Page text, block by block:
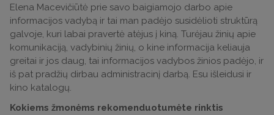
Elena Macevičiūtė prie savo baigiamojo darbo apie
informacijos vadybą ir tai man padėjo susidėlioti struktūrą
galvoje, kuri labai pravertė atėjus į kiną. Turėjau žinių apie
komunikaciją, vadybinių žinių, o kine informacija keliauja
greitai ir jos daug, tai informacijos vadybos žinios padėjo, ir
iš pat pradžių dirbau administracinį darbą. Esu išleidusi ir
kino katalogų.
Kokiems žmonėms rekomenduotumėte rinktis